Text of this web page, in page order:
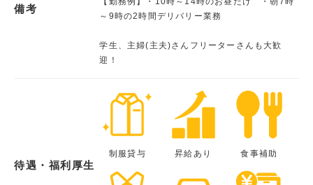
備考
～9時の2時間デリバリー業務
学生、主婦(主夫)さんフリーターさんも大歓
迎！
待遇・福利厚生
制服貸与 昇給あり 食事補助